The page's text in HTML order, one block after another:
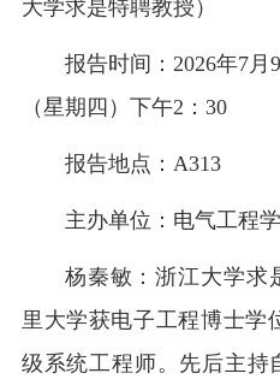
大学求是特聘教授）
报告时间： 2026年7月 9
（星期四）下午2 ： 30
报告地点： A313
主办单位：电气工程
杨秦敏：浙江大学求
里大学获电子工程博士学
级系统工程师。先后主持